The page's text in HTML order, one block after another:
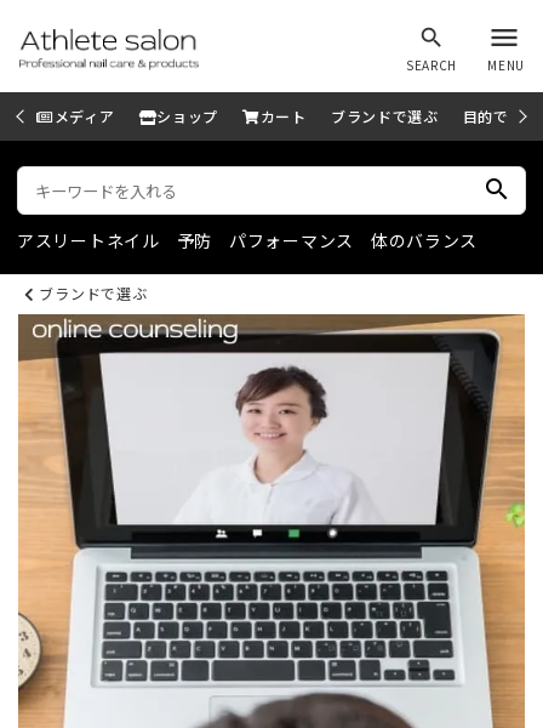
search
SEARCH
menu
MENU
メディア ショップ カート ブランドで選ぶ 目的で選ぶ
search
アスリートネイル 予防 パフォーマンス 体のバランス
ブランドで選ぶ